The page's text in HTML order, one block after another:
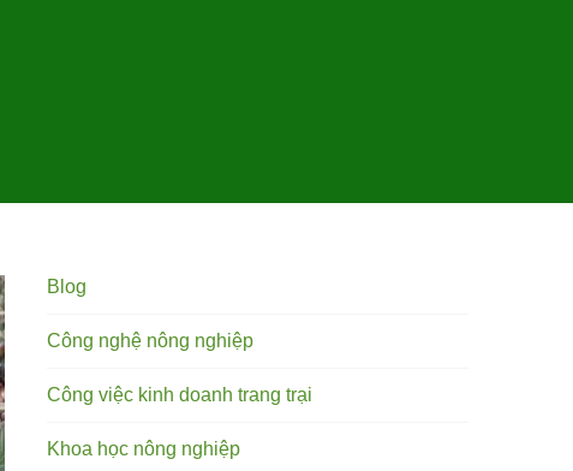
Blog
Công nghệ nông nghiệp
Công việc kinh doanh trang trại
Khoa học nông nghiệp